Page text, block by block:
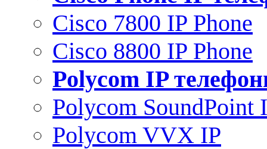
Cisco 7800 IP Phone
Cisco 8800 IP Phone
Polycom IP
Polycom SoundPoint
Polycom VVX IP